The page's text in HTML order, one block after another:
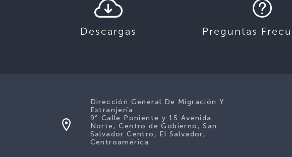
Descargas Preguntas
Dirección General De Migración Y
Extranjería
9ª Calle Poniente y 15 Avenida
Norte, Centro de Gobierno, San
Salvador Centro, El Salvador,
Centroamérica.